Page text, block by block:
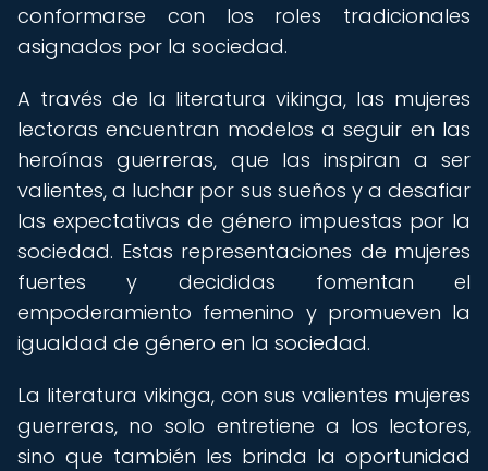
conformarse con los roles tradicionales
asignados por la sociedad.
A través de la literatura vikinga, las mujeres
lectoras encuentran modelos a seguir en las
heroínas guerreras, que las inspiran a ser
valientes, a luchar por sus sueños y a desafiar
las expectativas de género impuestas por la
sociedad. Estas representaciones de mujeres
fuertes y decididas fomentan el
empoderamiento femenino y promueven la
igualdad de género en la sociedad.
La literatura vikinga, con sus valientes mujeres
guerreras, no solo entretiene a los lectores,
sino que también les brinda la oportunidad